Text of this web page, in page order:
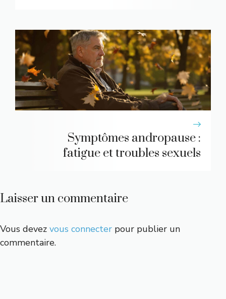
Symptômes andropause :
fatigue et troubles sexuels
Laisser un commentaire
Vous devez vous connecter pour publier un
commentaire.